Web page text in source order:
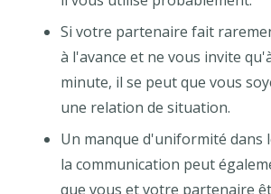
Si votre partenaire fait
à l'avance et ne vous invite
minute, il se peut que vous
une relation de situation.
Un manque d'uniformité dans
la communication peut
que vous et votre partenaire